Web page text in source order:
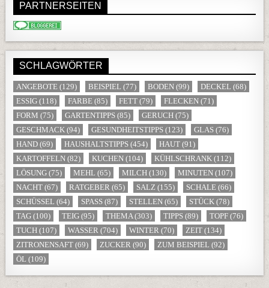
PARTNERSEITEN
SCHLAGWÖRTER
ANGEBOTE (129) BEISPIEL (77) BODEN (99) DECKEL (68)
ESSIG (118) FARBE (85) FETT (79) FLECKEN (71)
FORM (75) GARTENTIPPS (85) GERUCH (75)
GESCHMACK (94) GESUNDHEITSTIPPS (123) GLAS (76)
HAND (69) HAUSHALTSTIPPS (454) HAUT (91)
KARTOFFELN (82) KUCHEN (104) KÜHLSCHRANK (112)
LÖSUNG (75) MEHL (65) MILCH (130) MINUTEN (107)
NACHT (67) RATGEBER (65) SALZ (155) SCHALE (66)
SCHÜSSEL (64) SPASS (87) STELLEN (65) STÜCK (78)
TAG (100) TEIG (95) THEMA(303) TIPPS (89) TOPF (76)
TUCH (107) WASSER (704) WINTER (70) ZEIT (134)
ZITRONENSAFT (69) ZUCKER (90) ZUM BEISPIEL (92)
ÖL (109)